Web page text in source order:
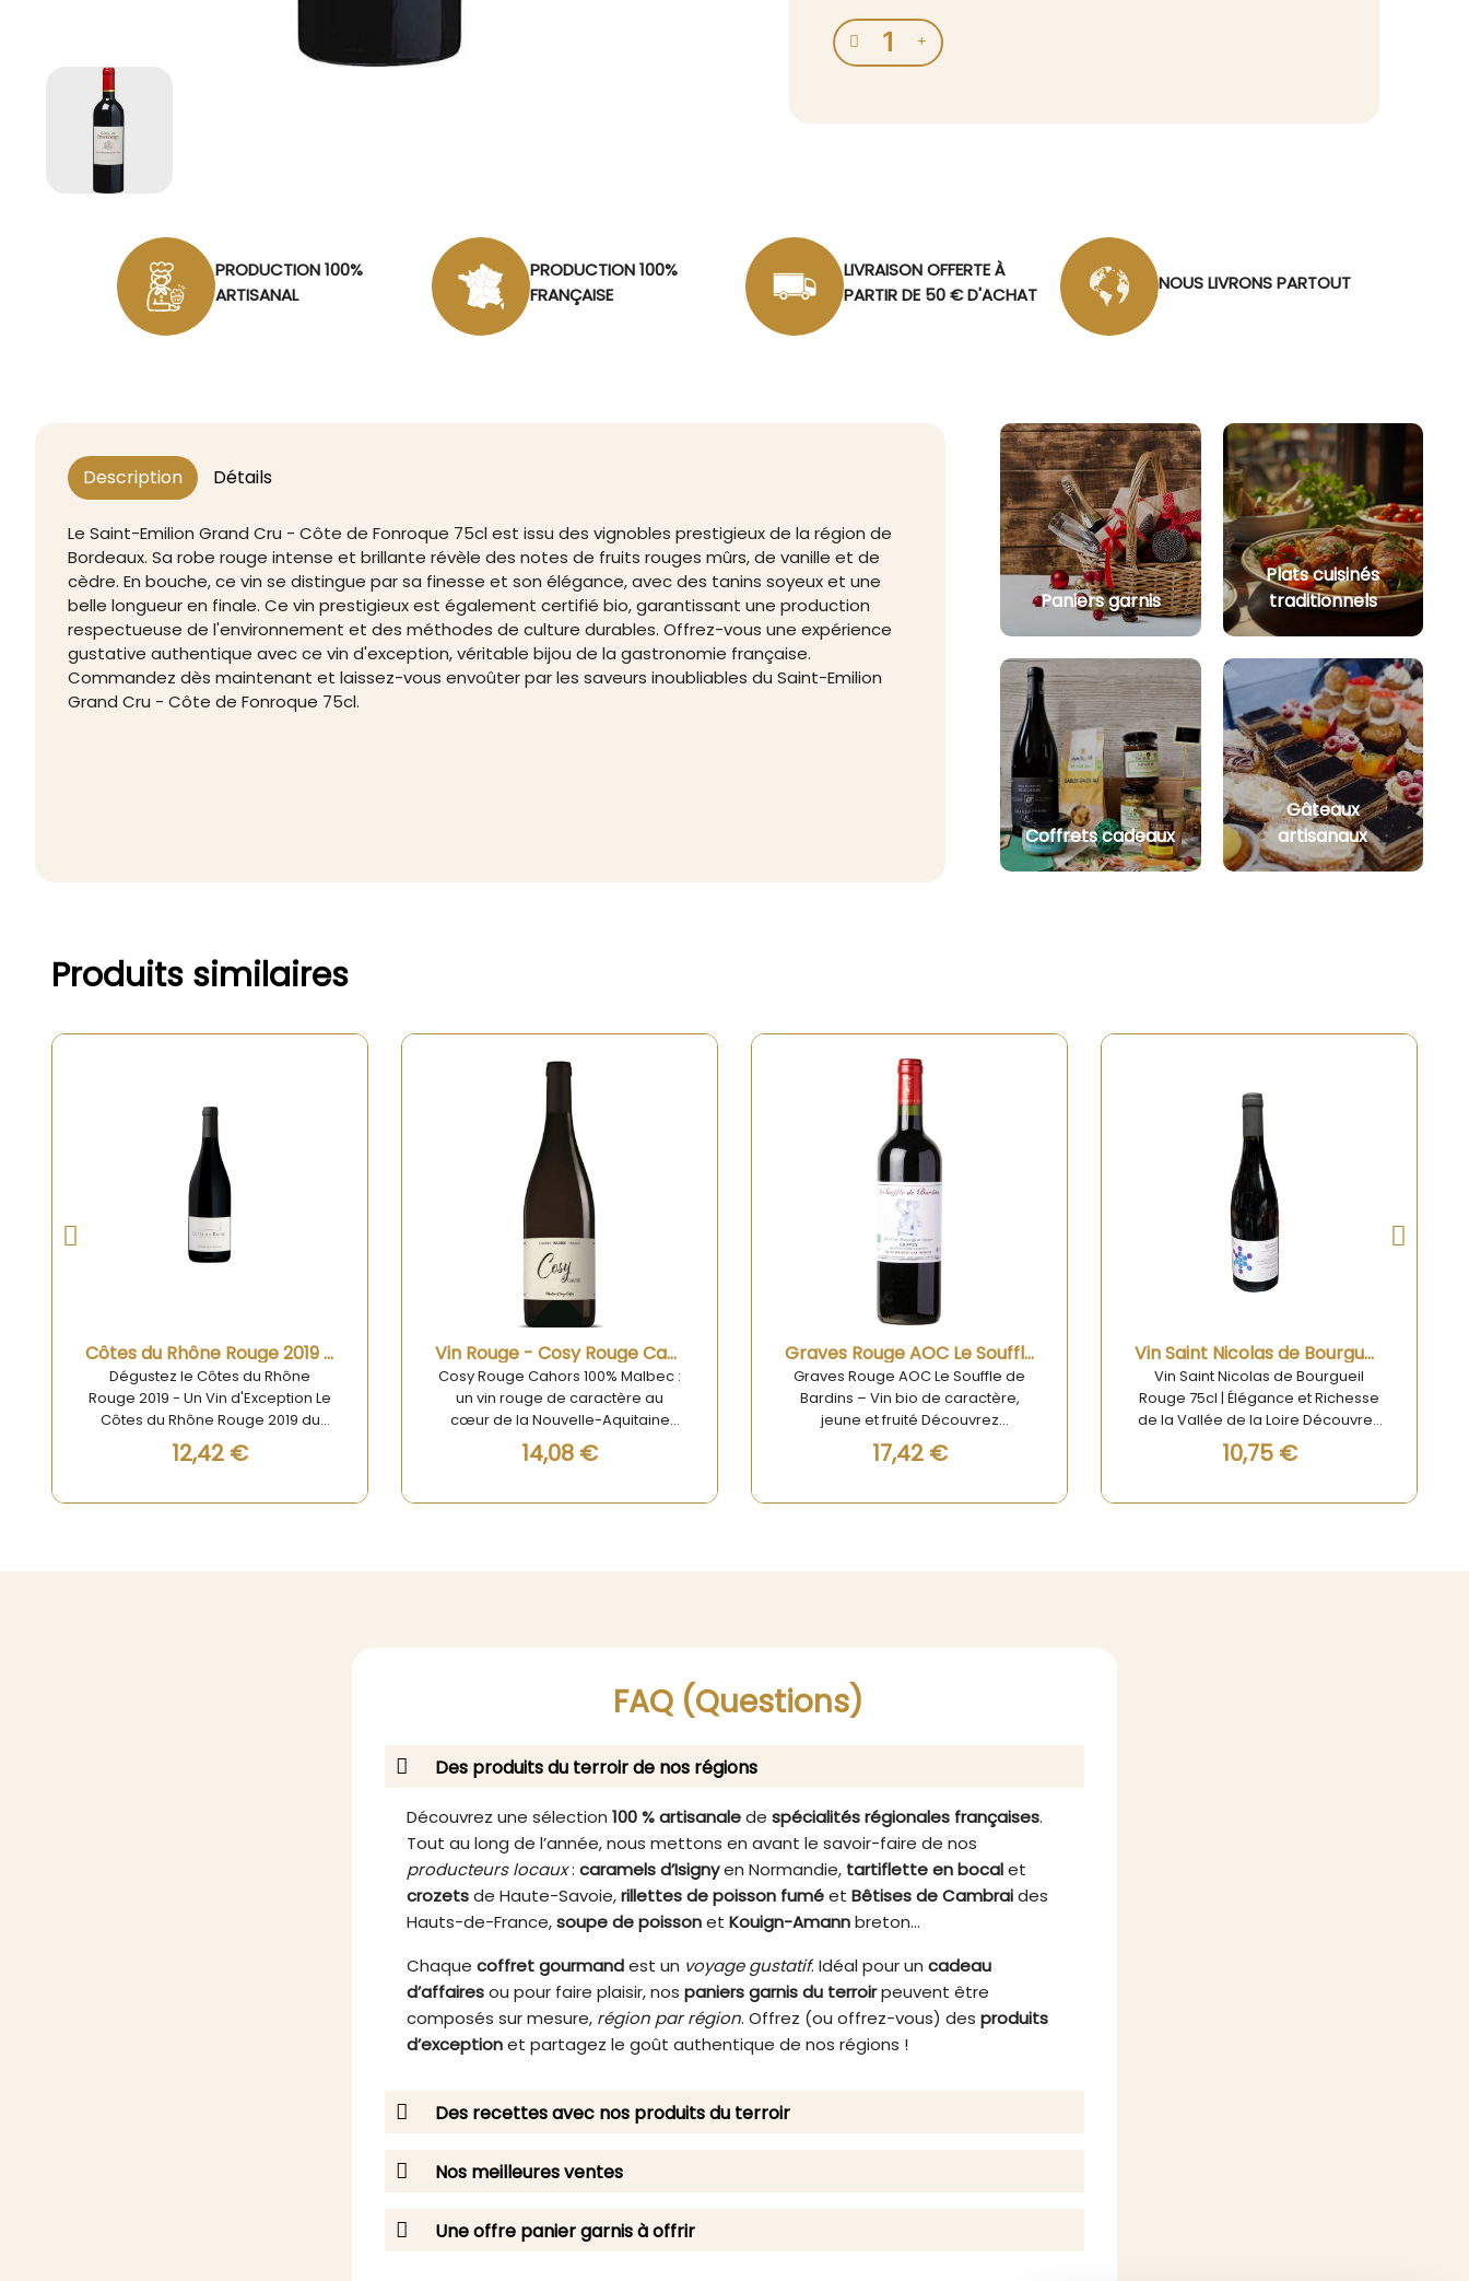
PRODUCTION 100%
ARTISANAL
PRODUCTION 100%
FRANÇAISE
LIVRAISON OFFERTE À
PARTIR DE 50 € D'ACHAT
NOUS LIVRONS PARTOUT
Description Détails
Le Saint-Emilion Grand Cru - Côte de Fonroque 75cl est issu des vignobles prestigieux de la région de
Bordeaux. Sa robe rouge intense et brillante révèle des notes de fruits rouges mûrs, de vanille et de
cèdre. En bouche, ce vin se distingue par sa finesse et son élégance, avec des tanins soyeux et une
belle longueur en finale. Ce vin prestigieux est également certifié bio, garantissant une production
respectueuse de l'environnement et des méthodes de culture durables. Offrez-vous une expérience
gustative authentique avec ce vin d'exception, véritable bijou de la gastronomie française.
Commandez dès maintenant et laissez-vous envoûter par les saveurs inoubliables du Saint-Emilion
Grand Cru - Côte de Fonroque 75cl.
Paniers garnis
Plats cuisinés
traditionnels
Coffrets cadeaux
Gâteaux
artisanaux
Produits similaires
Aperçu rapide Vin Rouge - Cosy Rouge Cahors 100% Malbec
Cosy Rouge Cahors 100% Malbec :
un vin rouge de caractère au
cœur de la Nouvelle-Aquitaine
Laissez-vous séduire par le Cosy
Rouge Cahors 100% Malbec, un vin
son terroir. Élaboré à partir du
14,08 €
Aperçu rapide Graves Rouge AOC Le Souffle de Bardins 75cl
Graves Rouge AOC Le Souffle de
Bardins – Vin bio de caractère,
jeune et fruité Découvrez
l’élégance naturelle du Graves
Rouge AOC – Le Souffle de
prestigieux terroirs de la Nouvelle-
17,42 €
Aperçu rapide Vin Saint Nicolas de Bourgueil Rouge 75cl
Vin Saint Nicolas de Bourgueil
Rouge 75cl | Élégance et Richesse
de la Vallée de la Loire Découvrez
le Vin Saint Nicolas de Bourgueil
Rouge 75cl, un choix exquis pour
moments de détente. Ce vin rouge
de vins fins à la recherche d'une
expérience gustative raffinée.
10,75 €
Aperçu rapide
AOC Blaye Côtes de Bordeaux
Vieilles Vignes - Château Haut
Moulin : Une Excellence du Terroir
Découvrez le AOC Blaye Côtes de
Bordeaux Vieilles Vignes du
bio d'exception, millésime 2019. Ce
12,42 €
FAQ (Questions)
Des produits du terroir de nos régions
Découvrez une sélection 100 % artisanalede spécialités régionales françaises.
Tout au long de l’année, nous mettons en avant le savoir-faire de nos
producteurs locaux: caramels d’Isignyen Normandie, tartiflette en bocalet
crozetsde Haute-Savoie,rillettes de poisson fuméet Bêtises de Cambraides
Hauts-de-France,soupe de poissonet Kouign-Amannbreton…
Chaque coffret gourmandest un voyage gustatif. Idéal pour un cadeau
d’affairesou pour faire plaisir, nos paniers garnis du terroirpeuvent être
composés sur mesure, région par région. Offrez (ou offrez-vous) des produits
d’exceptionet partagez le goût authentique de nos régions !
Des recettes avec nos produits du terroir
Nos meilleures ventes
Une offre panier garnis à offrir